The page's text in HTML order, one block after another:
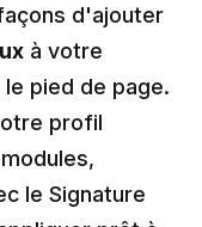
d'ajouter
à votre
pied de page.
profil
le Signature